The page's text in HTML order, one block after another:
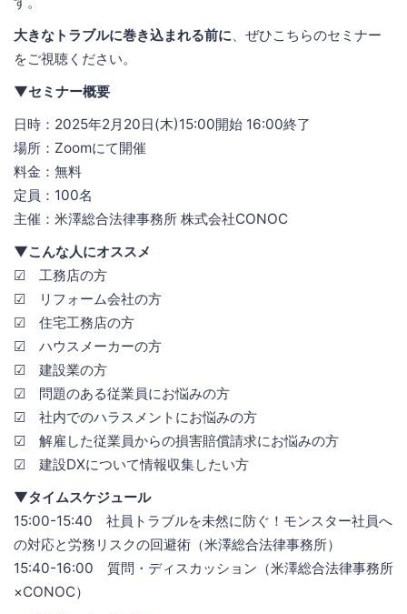
大きなトラブルに巻き込まれる前に、ぜひこちらのセミナー
をご視聴ください。
▼セミナー概要
日時：2025年2月20日(木)15:00開始 16:00終了
場所：Zoomにて開催
料金：無料
定員：100名
主催：米澤総合法律事務所 株式会社CONOC
▼こんな人にオススメ
☑ 工務店の方
☑ リフォーム会社の方
☑ 住宅工務店の方
☑ ハウスメーカーの方
☑ 建設業の方
☑ 問題のある従業員にお悩みの方
☑ 社内でのハラスメントにお悩みの方
☑ 解雇した従業員からの損害賠償請求にお悩みの方
☑ 建設DXについて情報収集したい方
▼タイムスケジュール
15:00-15:40 社員トラブルを未然に防ぐ！モンスター社員へ
の対応と労務リスクの回避術（米澤総合法律事務所）
15:40-16:00 質問・ディスカッション（米澤総合法律事務所
×CONOC）